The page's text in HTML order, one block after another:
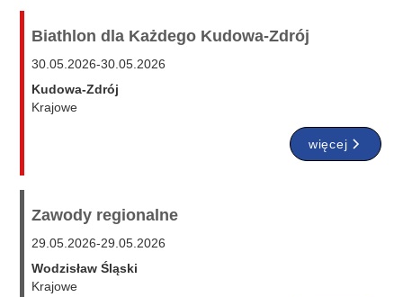
Biathlon dla Każdego Kudowa-Zdrój
30.05.2026-30.05.2026
Kudowa-Zdrój
Krajowe
więcej
Zawody regionalne
29.05.2026-29.05.2026
Wodzisław Śląski
Krajowe